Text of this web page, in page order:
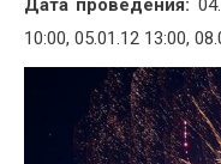
Дата проведения:
10:00, 05.01.12 13:00,